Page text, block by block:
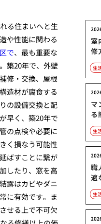
る住まいへと生
や性能に関わる
で、最も重要な
築20年で、外壁
修・交換、屋根
造材が腐食する
の設備交換と配
早く、築20年で
の点検や必要に
く損なう可能性
ばすことに繋が
したり、窓を高
露はカビやダニ
に有効です。ま
せる上で不可欠
室
修
生
マ
る
生
職
適
生